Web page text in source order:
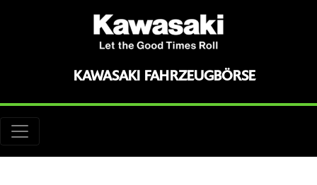
KAWASAKI FAHRZEUGBÖRSE